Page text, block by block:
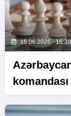
15.06.2026 - 15:38